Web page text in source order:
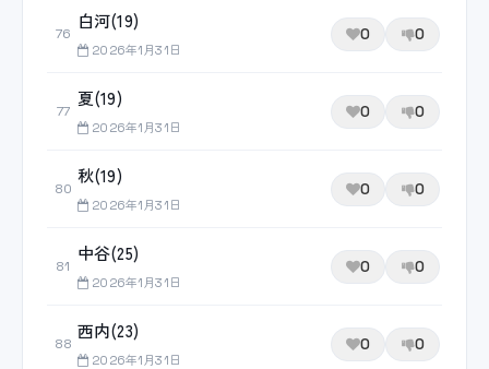
76
白河(19)
2026年1月31日
0 0
77
夏(19)
2026年1月31日
0 0
80
秋(19)
2026年1月31日
0 0
81
中谷(25)
2026年1月31日
0 0
88
西内(23)
2026年1月31日
0 0